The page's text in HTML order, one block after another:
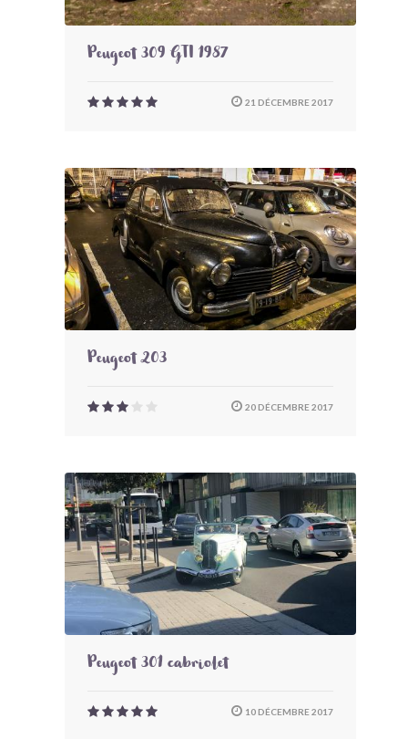
Peugeot 309 GTI 1987
21 DÉCEMBRE 2017
Peugeot 203
20 DÉCEMBRE 2017
Peugeot 301 cabriolet
10 DÉCEMBRE 2017